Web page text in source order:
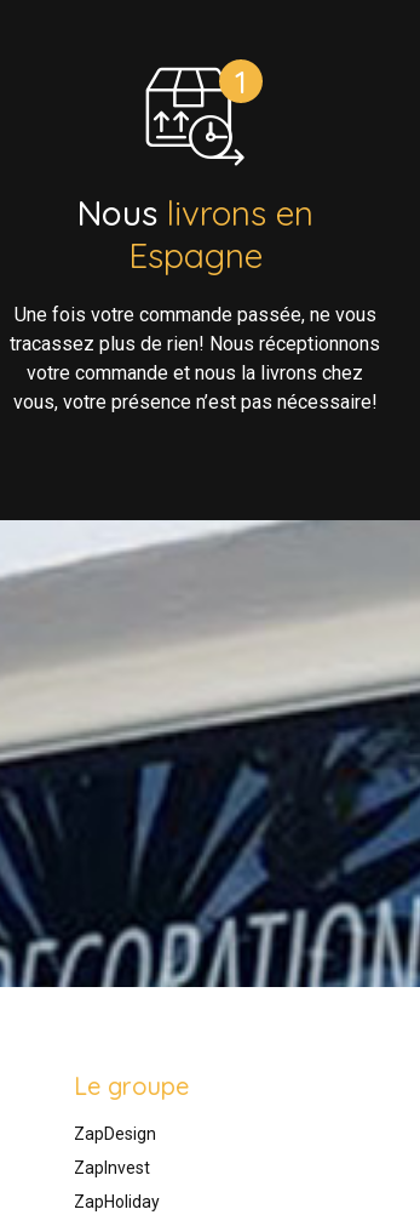
Nous livrons en
Espagne
Une fois votre commande passée, ne vous
tracassez plus de rien! Nous réceptionnons
votre commande et nous la livrons chez
vous, votre présence n’est pas nécessaire!
Le groupe
ZapDesign
ZapInvest
ZapHoliday